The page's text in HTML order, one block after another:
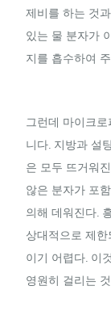
제비를 하는 것
있는 물 분자가
지를 흡수하여
그런데 마이크
니다. 지방과 설
은 모두 뜨거워
않은 분자가 포
의해 데워진다.
상대적으로 제
이기 어렵다. 이
영원히 걸리는